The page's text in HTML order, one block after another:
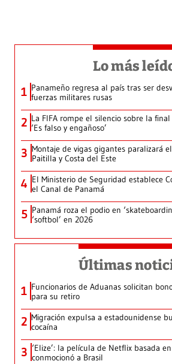
Lo más
1 Panameño regresa al país tras ser
fuerzas militares rusas
2 La FIFA rompe el silencio sobre la
‘Es falso y engañoso’
3 Montaje de vigas gigantes paralizará
Paitilla y Costa del Este
4 El Ministerio de Seguridad establece
el Canal de Panamá
5 Panamá roza el podio en
‘softbol’ en 2026
Últimas
1 Funcionarios de Aduanas solicitan
para su retiro
2 Migración expulsa a estadounidense
cocaína
3 ‘Elize’: la película de Netflix basada
conmocionó a Brasil